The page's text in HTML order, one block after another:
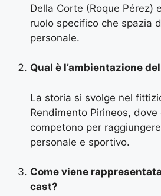
Della Corte (Roque Pérez)
ruolo specifico che spazia
personale.
Qual è l’ambientazione
La storia si svolge nel
Rendimento Pirineos,
competono per
personale e sportivo.
Come viene
cast?